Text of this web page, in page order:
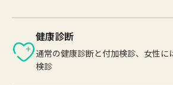
健康診断
通常の健康診断と付加検診、女性に
検診